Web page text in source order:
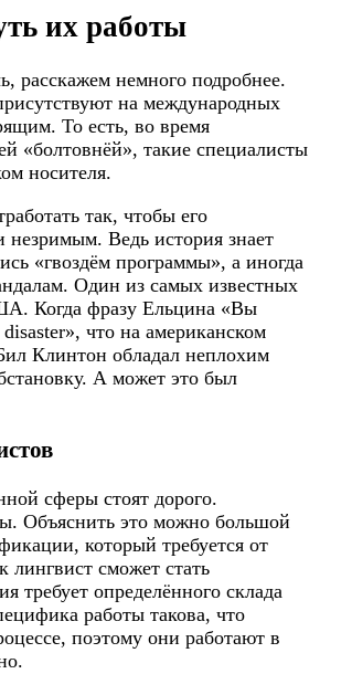
их работы
расскажем немного подробнее.
на международных
То есть, во время
«болтовнёй», такие специалисты
носителя.
так, чтобы его
незримым. Ведь история знает
«гвоздём программы», а иногда
Один из самых известных
Когда фразу Ельцина «Вы
что на американском
Клинтон обладал неплохим
А может это был
сферы стоят дорого.
Объяснить это можно большой
который требуется от
сможет стать
требует определённого склада
работы такова, что
поэтому они работают в